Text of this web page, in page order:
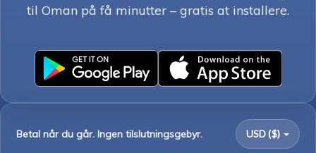
til Oman på få minutter – gratis at installere.
Betal når du går. Ingen tilslutningsgebyr. USD ($)